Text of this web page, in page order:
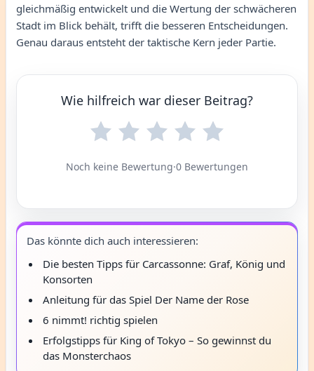
gleichmäßig entwickelt und die Wertung der schwächeren
Stadt im Blick behält, trifft die besseren Entscheidungen.
Genau daraus entsteht der taktische Kern jeder Partie.
Wie hilfreich war dieser Beitrag?
Noch keine Bewertung·0 Bewertungen
Das könnte dich auch interessieren:
Die besten Tipps für Carcassonne: Graf, König und
Konsorten
Anleitung für das Spiel Der Name der Rose
6 nimmt! richtig spielen
Erfolgstipps für King of Tokyo – So gewinnst du
das Monsterchaos